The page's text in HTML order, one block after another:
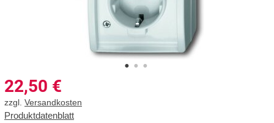
22,50 €
zzgl. Versandkosten
Produktdatenblatt